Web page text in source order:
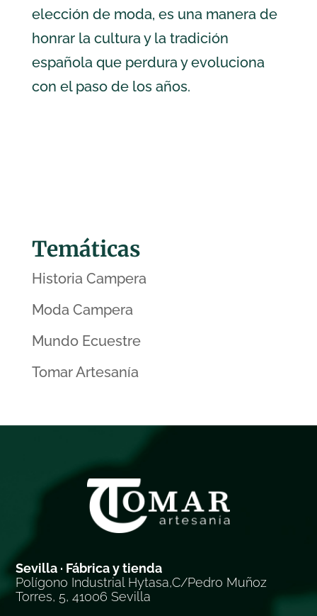
elección de moda, es una manera de
honrar la cultura y la tradición
española que perdura y evoluciona
con el paso de los años.
Temáticas
Historia Campera
Moda Campera
Mundo Ecuestre
Tomar Artesanía
Sevilla · Fábrica y tienda
Polígono Industrial Hytasa,C/Pedro Muñoz
Torres, 5, 41006 Sevilla